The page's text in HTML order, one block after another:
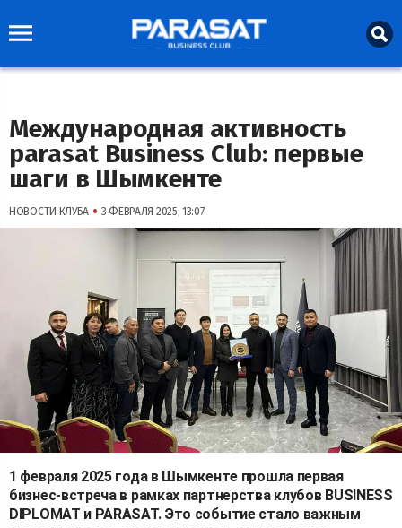
Международная активность
parasat Business Club: первые
шаги в Шымкенте
НОВОСТИ КЛУБА • 3 ФЕВРАЛЯ 2025, 13:07
1 февраля 2025 года в Шымкенте прошла первая
бизнес-встреча в рамках партнерства клубов BUSINESS
DIPLOMAT и PARASAT. Это событие стало важным